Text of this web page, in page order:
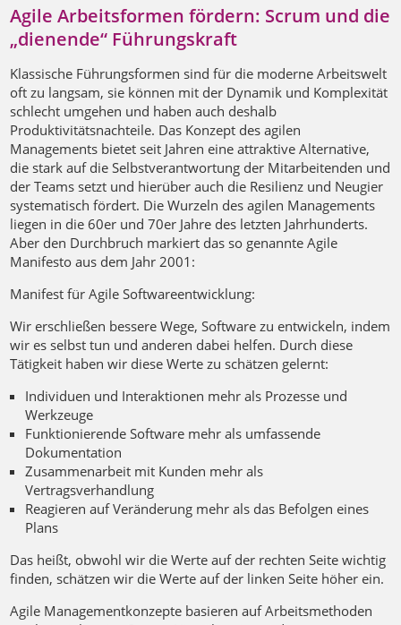
Agile Arbeitsformen fördern: Scrum und die
„dienende“ Führungskraft
Klassische Führungsformen sind für die moderne Arbeitswelt
oft zu langsam, sie können mit der Dynamik und Komplexität
schlecht umgehen und haben auch deshalb
Produktivitätsnachteile. Das Konzept des agilen
Managements bietet seit Jahren eine attraktive Alternative,
die stark auf die Selbstverantwortung der Mitarbeitenden und
der Teams setzt und hierüber auch die Resilienz und Neugier
systematisch fördert. Die Wurzeln des agilen Managements
liegen in die 60er und 70er Jahre des letzten Jahrhunderts.
Aber den Durchbruch markiert das so genannte Agile
Manifesto aus dem Jahr 2001:
Manifest für Agile Softwareentwicklung:
Wir erschließen bessere Wege, Software zu entwickeln, indem
wir es selbst tun und anderen dabei helfen. Durch diese
Tätigkeit haben wir diese Werte zu schätzen gelernt:
Individuen und Interaktionen mehr als Prozesse und
Werkzeuge
Funktionierende Software mehr als umfassende
Dokumentation
Zusammenarbeit mit Kunden mehr als
Vertragsverhandlung
Reagieren auf Veränderung mehr als das Befolgen eines
Plans
Das heißt, obwohl wir die Werte auf der rechten Seite wichtig
finden, schätzen wir die Werte auf der linken Seite höher ein.
Agile Managementkonzepte basieren auf Arbeitsmethoden